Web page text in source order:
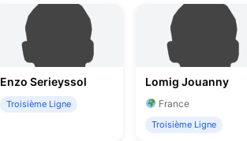
Enzo Serieyssol
Troisième Ligne
Lomig Jouanny
France
Troisième Ligne